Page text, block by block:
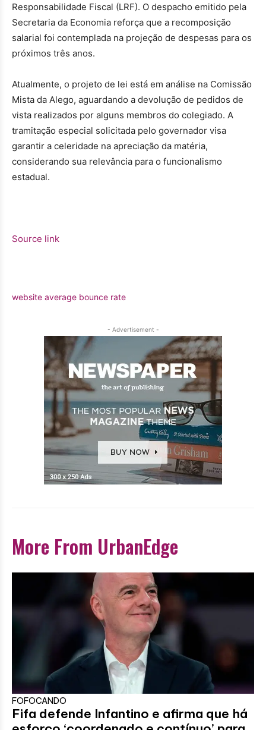
Responsabilidade Fiscal (LRF). O despacho emitido pela
Secretaria da Economia reforça que a recomposição
salarial foi contemplada na projeção de despesas para os
próximos três anos.
Atualmente, o projeto de lei está em análise na Comissão
Mista da Alego, aguardando a devolução de pedidos de
vista realizados por alguns membros do colegiado. A
tramitação especial solicitada pelo governador visa
garantir a celeridade na apreciação da matéria,
considerando sua relevância para o funcionalismo
estadual.
Source link
website average bounce rate
- Advertisement -
More From UrbanEdge
FOFOCANDO
Fifa defende Infantino e afirma que há